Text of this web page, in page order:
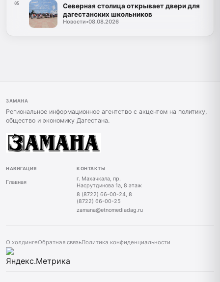
05
Северная столица открывает двери для
дагестанских школьников
Новости•08.08.2026
ЗАМАНА
Региональное информационное агентство с акцентом на политику,
общество и экономику Дагестана.
НАВИГАЦИЯ
Главная
КОНТАКТЫ
г. Махачкала, пр.
Насрутдинова 1а, 8 этаж
8 (8722) 66-00-24, 8
(8722) 66-00-25
zamana@etnomediadag.ru
О холдингеОбратная связьПолитика конфиденциальности